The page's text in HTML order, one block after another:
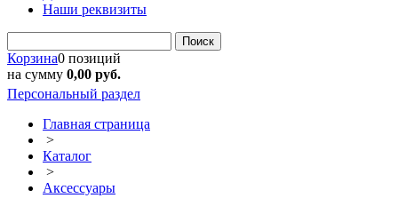
Наши реквизиты
Поиск
Корзина0 позиций
на сумму 0,00 руб.
Персональный раздел
Главная страница
>
Каталог
>
Аксессуары